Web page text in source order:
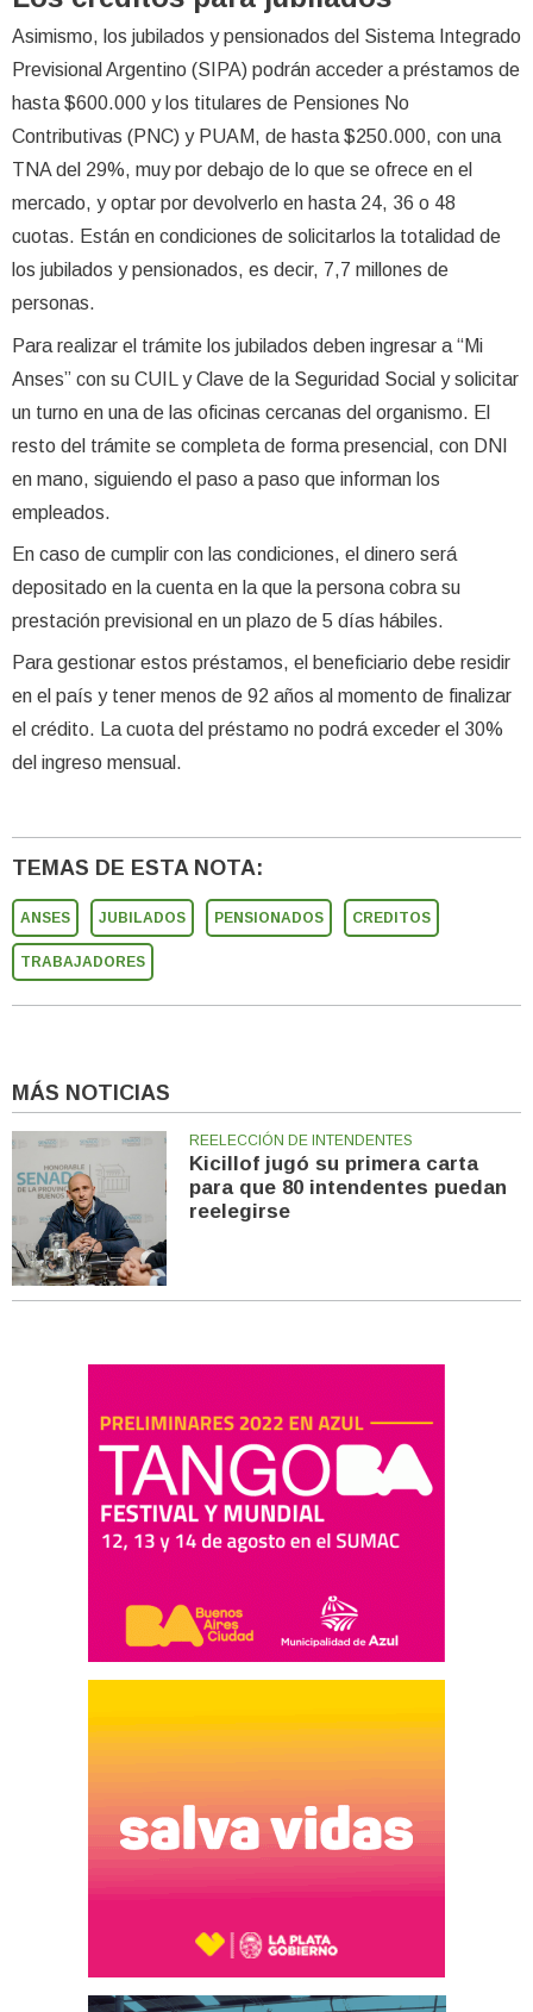
Asimismo, los jubilados y pensionados del Sistema Integrado
Previsional Argentino (SIPA) podrán acceder a préstamos de
hasta $600.000 y los titulares de Pensiones No
Contributivas (PNC) y PUAM, de hasta $250.000, con una
TNA del 29%, muy por debajo de lo que se ofrece en el
mercado, y optar por devolverlo en hasta 24, 36 o 48
cuotas. Están en condiciones de solicitarlos la totalidad de
los jubilados y pensionados, es decir, 7,7 millones de
personas.
Para realizar el trámite los jubilados deben ingresar a “Mi
Anses” con su CUIL y Clave de la Seguridad Social y solicitar
un turno en una de las oficinas cercanas del organismo. El
resto del trámite se completa de forma presencial, con DNI
en mano, siguiendo el paso a paso que informan los
empleados.
En caso de cumplir con las condiciones, el dinero será
depositado en la cuenta en la que la persona cobra su
prestación previsional en un plazo de 5 días hábiles.
Para gestionar estos préstamos, el beneficiario debe residir
en el país y tener menos de 92 años al momento de finalizar
el crédito. La cuota del préstamo no podrá exceder el 30%
del ingreso mensual.
TEMAS DE ESTA NOTA:
ANSES JUBILADOS PENSIONADOS CREDITOS
TRABAJADORES
MÁS NOTICIAS
REELECCIÓN DE INTENDENTES
Kicillof jugó su primera carta
para que 80 intendentes puedan
reelegirse